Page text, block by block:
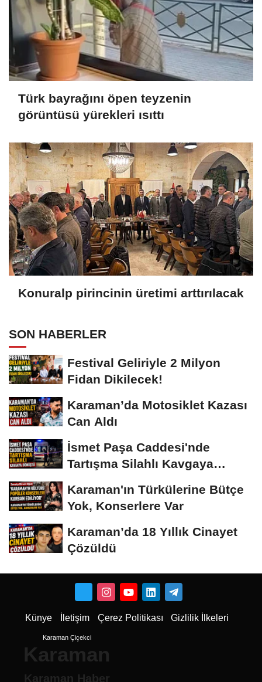
Türk bayrağını öpen teyzenin
görüntüsü yürekleri ısıttı
Konuralp pirincinin üretimi arttırılacak
SON HABERLER
Festival Geliriyle 2 Milyon
Fidan Dikilecek!
Karaman’da Motosiklet Kazası
Can Aldı
İsmet Paşa Caddesi'nde
Tartışma Silahlı Kavgaya
Karaman'ın Türkülerine Bütçe
Yok, Konserlere Var
Karaman’da 18 Yıllık Cinayet
Çözüldü
Künye İletişim Çerez Politikası Gizlilik İlkeleri
Karaman Çiçekci
Karaman
Karaman Haber